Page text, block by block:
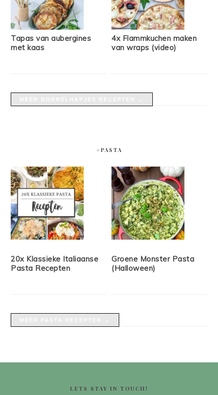
Tapas van aubergines
met kaas
4x Flammkuchen maken
van wraps (video)
#PASTA
20x Klassieke Italiaanse
Pasta Recepten
Groene Monster Pasta
(Halloween)
LETS STAY IN TOUCH!